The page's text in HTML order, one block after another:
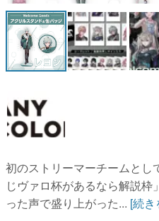
初のストリーマーチームとし
じヴァロ杯があるなら解説
った声で盛り上がった... [続